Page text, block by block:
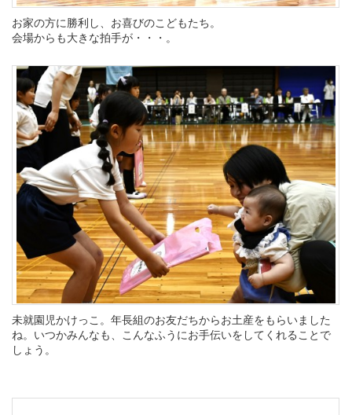
お家の方に勝利し、お喜びのこどもたち。
会場からも大きな拍手が・・・。
未就園児かけっこ。年長組のお友だちからお土産をもらいました
ね。いつかみんなも、こんなふうにお手伝いをしてくれることで
しょう。